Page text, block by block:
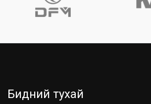
Бидний тухай